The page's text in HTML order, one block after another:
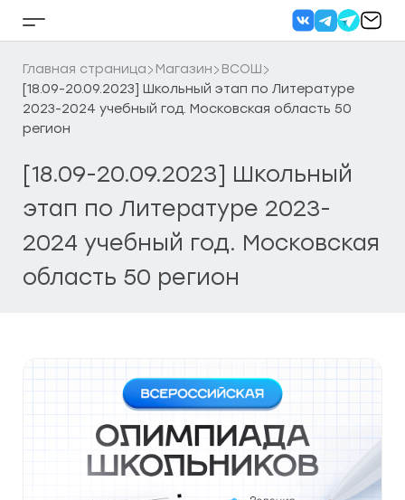
Кнопка
бокового
меню
Главная страница Магазин
ВСОШ
[18.09-20.09.2023] Школьный этап по Литературе
2023-2024 учебный год. Московская область 50
регион
[18.09-20.09.2023] Школьный
этап по Литературе 2023-
2024 учебный год. Московская
область 50 регион